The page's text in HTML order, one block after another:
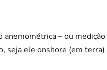
anemométrica – ou
seja ele onshore (em